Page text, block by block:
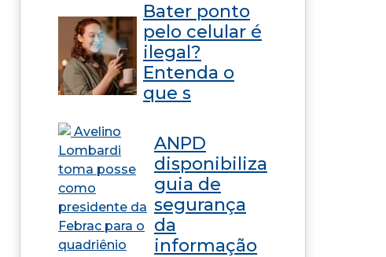
Bater ponto
pelo celular é
ilegal?
Entenda o
que s
ANPD
disponibiliza
guia de
segurança
da
informação